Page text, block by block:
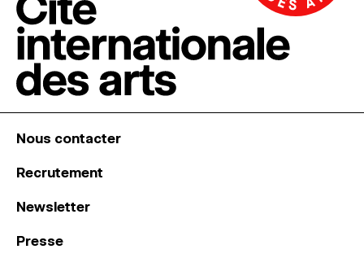
Nous contacter
Recrutement
Newsletter
Presse